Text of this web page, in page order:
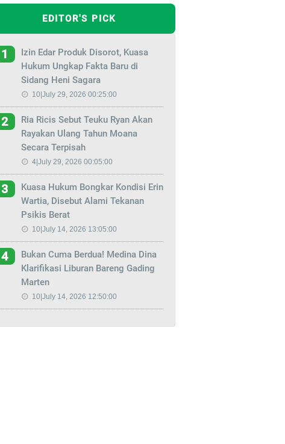
EDITOR'S PICK
1
Izin Edar Produk Disorot, Kuasa
Hukum Ungkap Fakta Baru di
Sidang Heni Sagara
10|July 29, 2026 00:25:00
2
Ria Ricis Sebut Teuku Ryan Akan
Rayakan Ulang Tahun Moana
Secara Terpisah
4|July 29, 2026 00:05:00
3
Kuasa Hukum Bongkar Kondisi Erin
Wartia, Disebut Alami Tekanan
Psikis Berat
10|July 14, 2026 13:05:00
4
Bukan Cuma Berdua! Medina Dina
Klarifikasi Liburan Bareng Gading
Marten
10|July 14, 2026 12:50:00